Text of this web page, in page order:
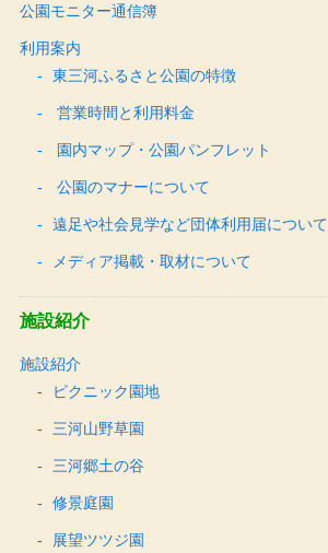
公園モニター通信簿
利用案内
東三河ふるさと公園の特徴
営業時間と利用料金
園内マップ・公園パンフレット
公園のマナーについて
遠足や社会見学など団体利用届について
メディア掲載・取材について
施設紹介
施設紹介
ピクニック園地
三河山野草園
三河郷土の谷
修景庭園
展望ツツジ園